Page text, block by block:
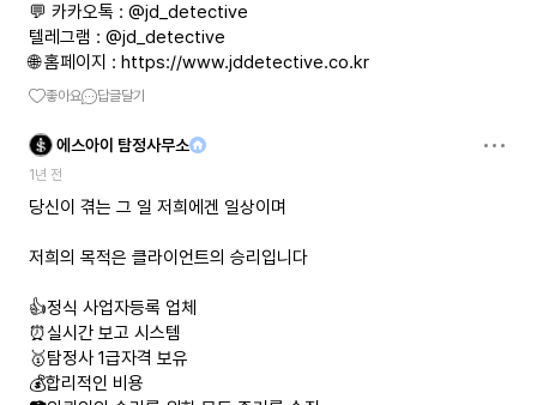
💬 카카오톡 : @jd_detective
텔레그램 : @jd_detective
🌐 홈페이지 : https://www.jddetective.co.kr
좋아요 답글달기
에스아이 탐정사무소
1년 전
당신이 겪는 그 일 저희에겐 일상이며
저희의 목적은 클라이언트의 승리입니다
👍정식 사업자등록 업체
⏰️실시간 보고 시스템
🥇탐정사 1급자격 보유
💰합리적인 비용